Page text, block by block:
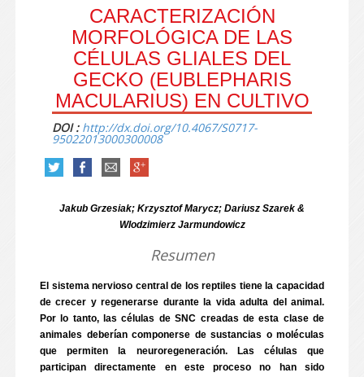
CARACTERIZACIÓN
MORFOLÓGICA DE LAS
CÉLULAS GLIALES DEL
GECKO (EUBLEPHARIS
MACULARIUS) EN CULTIVO
DOI : http://dx.doi.org/10.4067/S0717-
95022013000300008
Jakub Grzesiak; Krzysztof Marycz; Dariusz Szarek &
Wlodzimierz Jarmundowicz
Resumen
El sistema nervioso central de los reptiles tiene la capacidad
de crecer y regenerarse durante la vida adulta del animal.
Por lo tanto, las células de SNC creadas de esta clase de
animales deberían componerse de sustancias o moléculas
que permiten la neuroregeneración. Las células que
participan directamente en este proceso no han sido